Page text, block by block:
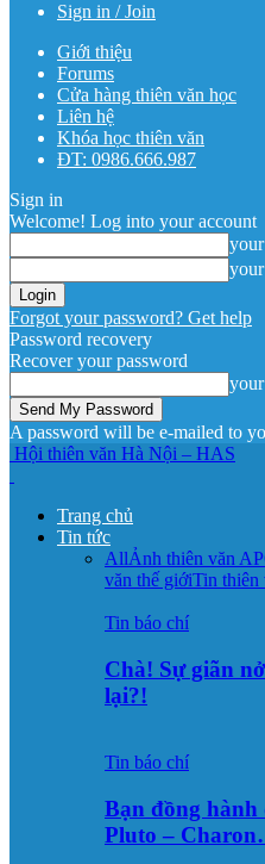
Sign in / Join
Giới thiệu
Forums
Cửa hàng thiên văn học
Liên hệ
Khóa học thiên văn
ĐT: 0986.666.987
Sign in
Welcome! Log into your account
Forgot your password? Get help
Password recovery
Recover your password
A password will be e-mailed to
Hội thiên văn Hà Nội – HAS
Trang chủ
Tin tức
AllẢnh thiên văn
văn thế giớiTin thiên
Tin báo chí
Chà! Sự giãn
lại?!
Tin báo chí
Bạn đồng
Pluto –